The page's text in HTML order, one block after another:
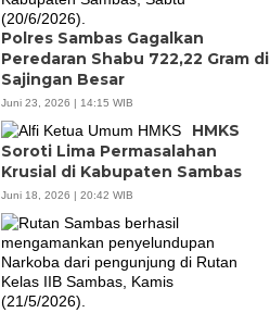
Polres Sambas Gagalkan
Peredaran Shabu 722,22 Gram di
Sajingan Besar
Juni 23, 2026 | 14:15 WIB
HMKS
Soroti Lima Permasalahan
Krusial di Kabupaten Sambas
Juni 18, 2026 | 20:42 WIB